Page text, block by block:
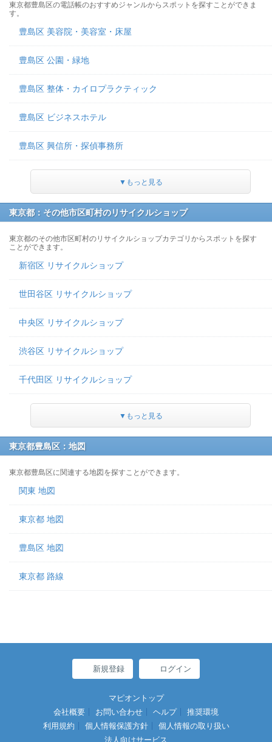
東京都豊島区の電話帳のおすすめジャンルからスポットを探すことができま
す。
豊島区 美容院・美容室・床屋
豊島区 公園・緑地
豊島区 整体・カイロプラクティック
豊島区 ビジネスホテル
豊島区 興信所・探偵事務所
▼もっと見る
東京都：その他市区町村のリサイクルショップ
東京都のその他市区町村のリサイクルショップカテゴリからスポットを探す
ことができます。
新宿区 リサイクルショップ
世田谷区 リサイクルショップ
中央区 リサイクルショップ
渋谷区 リサイクルショップ
千代田区 リサイクルショップ
▼もっと見る
東京都豊島区：地図
東京都豊島区に関連する地図を探すことができます。
関東 地図
東京都 地図
豊島区 地図
東京都 路線
新規登録 ログイン
マピオントップ
会社概要
お問い合わせ ヘルプ
推奨環境
利用規約
個人情報保護方針
個人情報の取り扱い
法人向けサービス